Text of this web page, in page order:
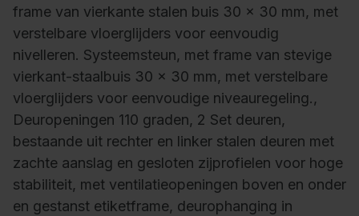
frame van vierkante stalen buis 30 x 30 mm, met
verstelbare vloerglijders voor eenvoudig
nivelleren. Systeemsteun, met frame van stevige
vierkant-staalbuis 30 x 30 mm, met verstelbare
vloerglijders voor eenvoudige niveauregeling.,
Deuropeningen 110 graden, 2 Set deuren,
bestaande uit rechter en linker stalen deuren met
zachte aanslag en gesloten zijprofielen voor hoge
stabiliteit, met ventilatieopeningen boven en onder
en gestanst etiketframe, deurophanging in